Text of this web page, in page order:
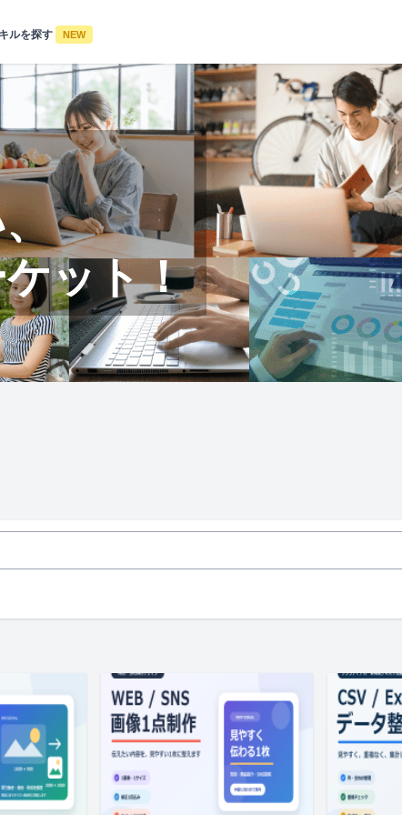
ルを探す NEW
ット！